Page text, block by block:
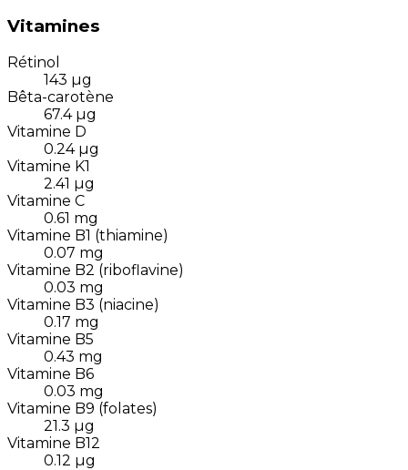
Vitamines
Rétinol
143 µg
Bêta-carotène
67.4 µg
Vitamine D
0.24 µg
Vitamine K1
2.41 µg
Vitamine C
0.61 mg
Vitamine B1 (thiamine)
0.07 mg
Vitamine B2 (riboflavine)
0.03 mg
Vitamine B3 (niacine)
0.17 mg
Vitamine B5
0.43 mg
Vitamine B6
0.03 mg
Vitamine B9 (folates)
21.3 µg
Vitamine B12
0.12 µg